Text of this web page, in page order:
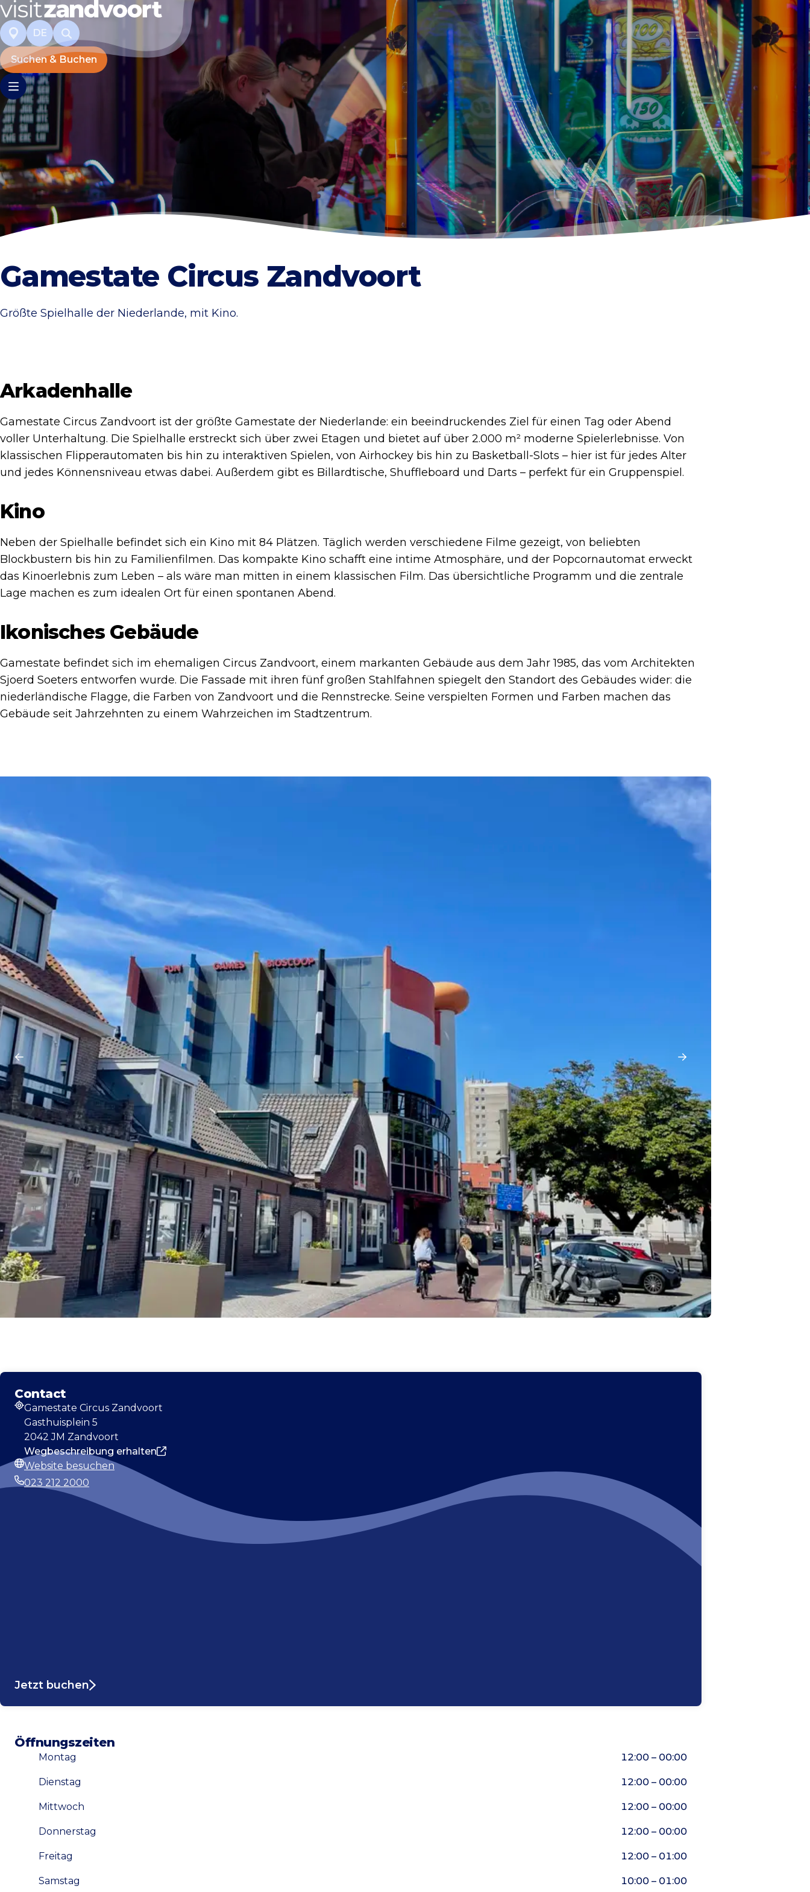
DE
Suchen & Buchen
Gamestate Circus Zandvoort
Größte Spielhalle der Niederlande, mit Kino.
Arkadenhalle
Gamestate Circus Zandvoort ist der größte Gamestate der Niederlande: ein beeindruckendes Ziel für einen Tag oder Abend
voller Unterhaltung. Die Spielhalle erstreckt sich über zwei Etagen und bietet auf über 2.000 m² moderne Spielerlebnisse. Von
klassischen Flipperautomaten bis hin zu interaktiven Spielen, von Airhockey bis hin zu Basketball-Slots – hier ist für jedes Alter
und jedes Könnensniveau etwas dabei. Außerdem gibt es Billardtische, Shuffleboard und Darts – perfekt für ein Gruppenspiel.
Kino
Neben der Spielhalle befindet sich ein Kino mit 84 Plätzen. Täglich werden verschiedene Filme gezeigt, von beliebten
Blockbustern bis hin zu Familienfilmen. Das kompakte Kino schafft eine intime Atmosphäre, und der Popcornautomat erweckt
das Kinoerlebnis zum Leben – als wäre man mitten in einem klassischen Film. Das übersichtliche Programm und die zentrale
Lage machen es zum idealen Ort für einen spontanen Abend.
Ikonisches Gebäude
Gamestate befindet sich im ehemaligen Circus Zandvoort, einem markanten Gebäude aus dem Jahr 1985, das vom Architekten
Sjoerd Soeters entworfen wurde. Die Fassade mit ihren fünf großen Stahlfahnen spiegelt den Standort des Gebäudes wider: die
niederländische Flagge, die Farben von Zandvoort und die Rennstrecke. Seine verspielten Formen und Farben machen das
Gebäude seit Jahrzehnten zu einem Wahrzeichen im Stadtzentrum.
Contact
Adresse
Gamestate Circus Zandvoort
Gasthuisplein 5
2042 JM Zandvoort
Wegbeschreibung erhalten
Webseite
Website besuchen
Telefonnummer
023 212 2000
Jetzt buchen
Öffnungszeiten
Montag 12:00 – 00:00
Dienstag 12:00 – 00:00
Mittwoch 12:00 – 00:00
Donnerstag 12:00 – 00:00
Freitag 12:00 – 01:00
Samstag 10:00 – 01:00